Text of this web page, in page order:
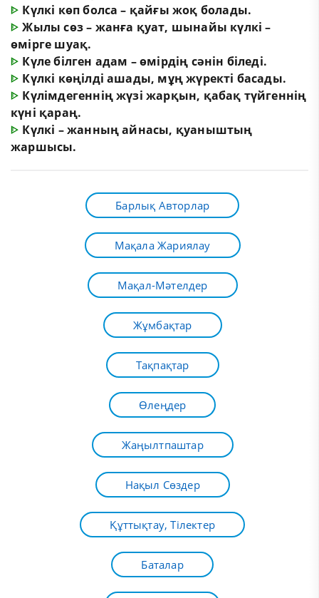
ᐈ Күлкі көп болса – қайғы жоқ болады.
ᐈЖылы сөз – жанға қуат, шынайы күлкі –
өмірге шуақ.
ᐈ Күле білген адам – өмірдің сәнін біледі.
ᐈ Күлкі көңілді ашады, мұң жүректі басады.
ᐈ Күлімдегеннің жүзі жарқын, қабақ түйгеннің
күні қараң.
ᐈ Күлкі – жанның айнасы, қуаныштың
жаршысы.
Барлық Авторлар
Мақала Жариялау
Мақал-Мәтелдер
Жұмбақтар
Тақпақтар
Өлеңдер
Жаңылтпаштар
Нақыл Сөздер
Құттықтау, Тілектер
Баталар